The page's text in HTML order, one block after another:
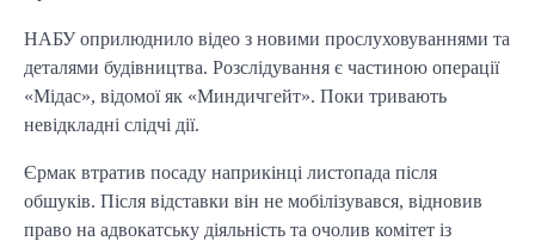
НАБУ оприлюднило відео з новими прослуховуваннями та
деталями будівництва. Розслідування є частиною операції
«Мідас», відомої як «Миндичгейт». Поки тривають
невідкладні слідчі дії.
Єрмак втратив посаду наприкінці листопада після
обшуків. Після відставки він не мобілізувався, відновив
право на адвокатську діяльність та очолив комітет із